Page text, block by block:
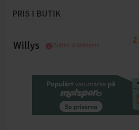
PRIS I BUTIK
Butiks- & Webbpris 2